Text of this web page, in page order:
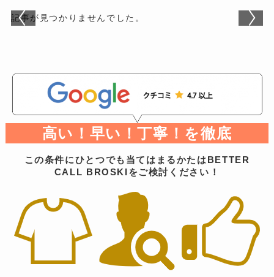
記事が見つかりませんでした。
高い！早い！丁寧！を徹底
この条件にひとつでも当てはまるかたはBETTER
CALL BROSKIをご検討ください！